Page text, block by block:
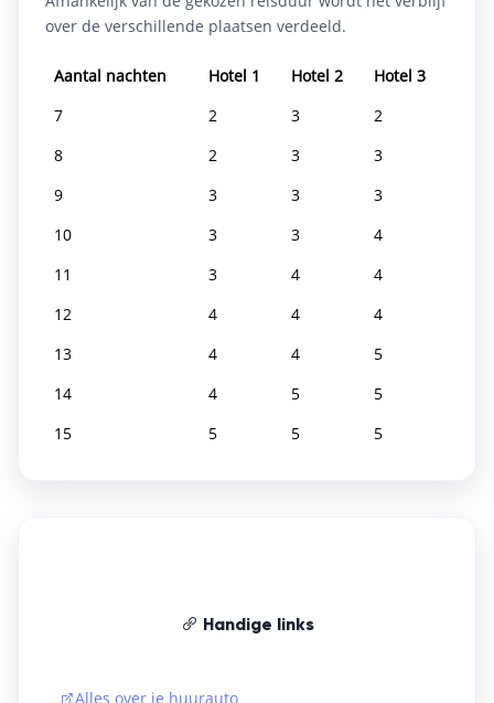
over de verschillende plaatsen verdeeld.
Aantal nachten Hotel 1 Hotel 2
Hotel 3
7
2 3
2
8
2 3
3
9
3 3
3
10
3 3
4
11
3 4
4
12
4 4
4
13
4 4
5
14
4 5
5
15
5 5 5
Handige links
Alles over je huurauto